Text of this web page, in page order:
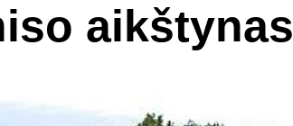
aikštynas